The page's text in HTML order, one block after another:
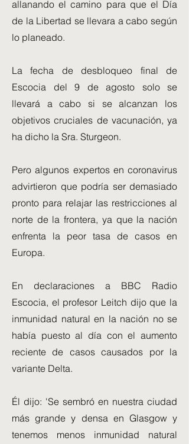
allanando el camino para que el Día
de la Libertad se llevara a cabo según
lo planeado.
La fecha de desbloqueo final de
Escocia del 9 de agosto solo se
llevará a cabo si se alcanzan los
objetivos cruciales de vacunación, ya
ha dicho la Sra. Sturgeon.
Pero algunos expertos en coronavirus
advirtieron que podría ser demasiado
pronto para relajar las restricciones al
norte de la frontera, ya que la nación
enfrenta la peor tasa de casos en
Europa.
En declaraciones a BBC Radio
Escocia, el profesor Leitch dijo que la
inmunidad natural en la nación no se
había puesto al día con el aumento
reciente de casos causados ​​por la
variante Delta.
Él dijo: 'Se sembró en nuestra ciudad
más grande y densa en Glasgow y
tenemos menos inmunidad natural